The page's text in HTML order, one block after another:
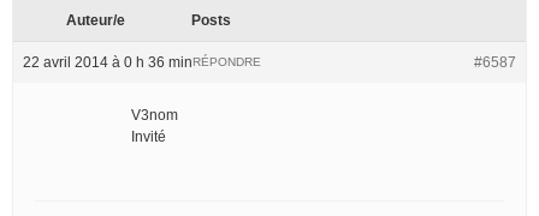
Auteur/e Posts
22 avril 2014 à 0 h 36 min #6587
RÉPONDRE
V3nom
Invité